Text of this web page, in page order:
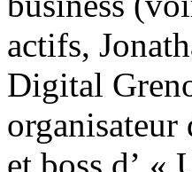
actifs,
Digital